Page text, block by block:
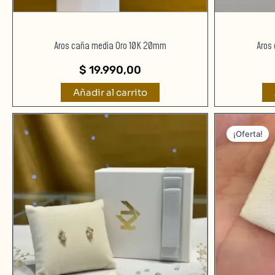
Aros caña media Oro 10K 20mm
$ 19.990,00
Añadir al carrito
Aros
¡Oferta!